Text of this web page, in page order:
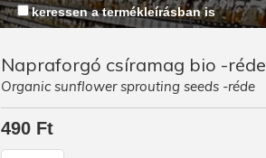
keressen a termékleírásban is
Napraforgó csíramag bio -réde
Organic sunflower sprouting seeds -réde
490 Ft